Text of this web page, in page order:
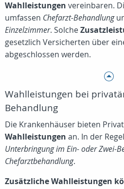
Wahlleistungen vereinbaren.
umfassen Chefarzt-Behandlung
Einzelzimmer. Solche
gesetzlich Versicherten über
abgeschlossen werden.
Wahlleistungen bei
Behandlung
Die Krankenhäuser bieten
Wahlleistungen an. In der
Unterbringung im Ein- oder Zwei-
Chefarztbehandlung.
Zusätzliche Wahlleistungen